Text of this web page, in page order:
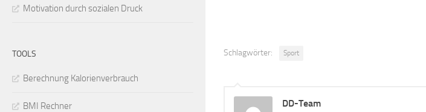
Schlagwörter: Sport
DD-Team
Motivation durch sozialen Druck
TOOLS
Berechnung Kalorienverbrauch
BMI Rechner